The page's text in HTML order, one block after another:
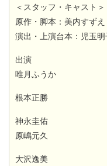
＜スタッフ・キャスト＞
原作・脚本：美内すずえ
演出・上演台本：児玉
出演
唯月ふうか
根本正勝
神永圭佑
原嶋元久
大沢逸美